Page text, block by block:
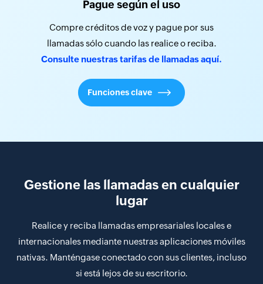
Pague según el uso
Compre créditos de voz y pague por sus
llamadas sólo cuando las realice o reciba.
Consulte nuestras tarifas de llamadas aquí.
Funciones clave
Gestione las llamadas en cualquier
lugar
Realice y reciba llamadas empresariales locales e
internacionales mediante nuestras aplicaciones móviles
nativas. Manténgase conectado con sus clientes, incluso
si está lejos de su escritorio.